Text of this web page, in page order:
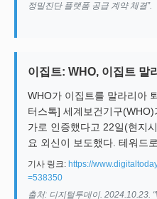
정밀진단 플랫폼 공급 계약 체결”.
이집트: WHO, 이집트 말
WHO가 이집트를 말라리아
터스톡] 세계보건기구
가로 인증했다고 22일(현지
요 외신이 보도했다. 테워드
기사 링크: https://
=538350
출처: 디지털투데이. 2024.10.23.